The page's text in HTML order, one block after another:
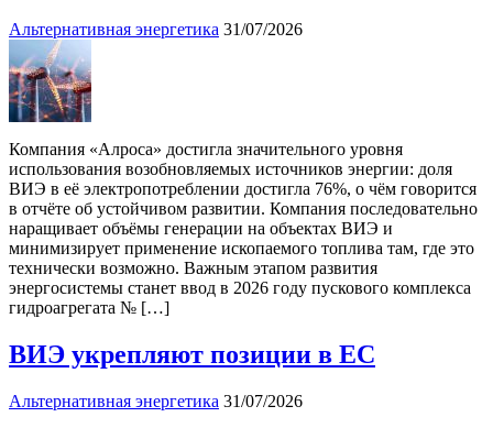
Альтернативная энергетика 31/07/2026
Компания «Алроса» достигла значительного уровня
использования возобновляемых источников энергии: доля
ВИЭ в её электропотреблении достигла 76%, о чём говорится
в отчёте об устойчивом развитии. Компания последовательно
наращивает объёмы генерации на объектах ВИЭ и
минимизирует применение ископаемого топлива там, где это
технически возможно. Важным этапом развития
энергосистемы станет ввод в 2026 году пускового комплекса
гидроагрегата № […]
ВИЭ укрепляют позиции в ЕС
Альтернативная энергетика 31/07/2026